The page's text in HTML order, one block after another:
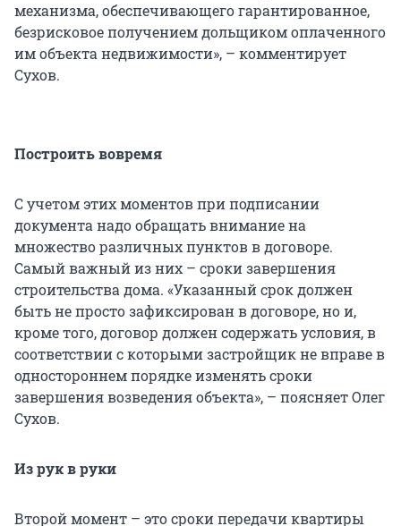
механизма, обеспечивающего гарантированное,
безрисковое получением дольщиком оплаченного
им объекта недвижимости», – комментирует
Сухов.
Построить вовремя
С учетом этих моментов при подписании
документа надо обращать внимание на
множество различных пунктов в договоре.
Самый важный из них – сроки завершения
строительства дома. «Указанный срок должен
быть не просто зафиксирован в договоре, но и,
кроме того, договор должен содержать условия, в
соответствии с которыми застройщик не вправе в
одностороннем порядке изменять сроки
завершения возведения объекта», – поясняет Олег
Сухов.
Из рук в руки
Второй момент – это сроки передачи квартиры